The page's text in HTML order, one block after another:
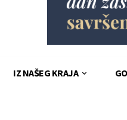
IZ NAŠEG KRAJA